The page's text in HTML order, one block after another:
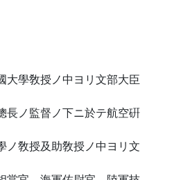
大學敎授ノ中ヨリ文部大臣
長ノ監督ノ下ニ於テ航空硏
ノ敎授及助敎授ノ中ヨリ文